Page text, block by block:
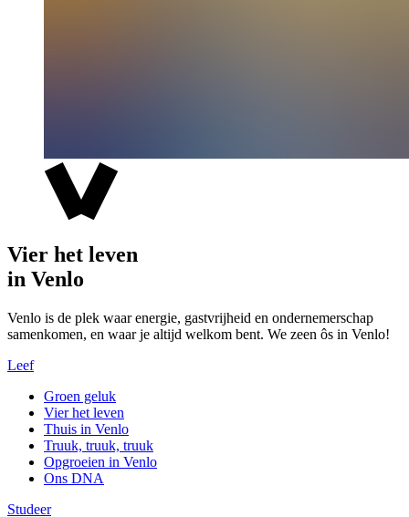
Vier het leven
in Venlo
Venlo is de plek waar energie, gastvrijheid en ondernemerschap
samenkomen, en waar je altijd welkom bent. We zeen ôs in Venlo!
Leef
Groen geluk
Vier het leven
Thuis in Venlo
Truuk, truuk, truuk
Opgroeien in Venlo
Ons DNA
Studeer